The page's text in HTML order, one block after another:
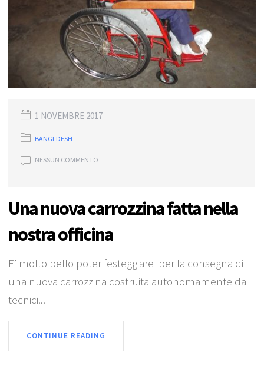
1 NOVEMBRE 2017
BANGLDESH
NESSUN COMMENTO
Una nuova carrozzina fatta nella
nostra officina
E’ molto bello poter festeggiare per la consegna di
una nuova carrozzina costruita autonomamente dai
tecnici...
CONTINUE READING